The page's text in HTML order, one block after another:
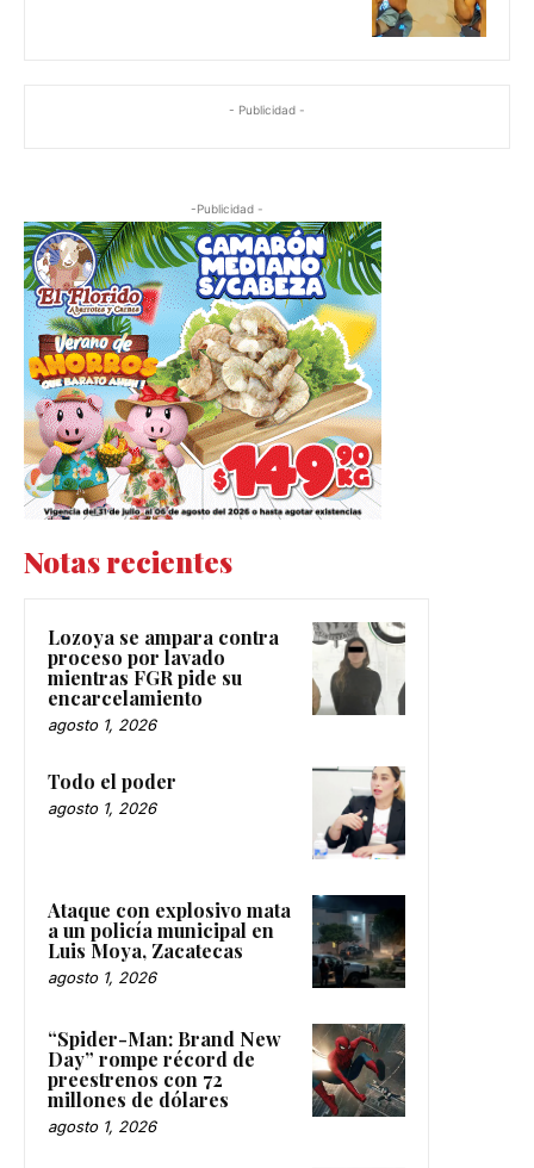
- Publicidad -
-Publicidad -
Notas recientes
Lozoya se ampara contra
proceso por lavado
mientras FGR pide su
encarcelamiento
agosto 1, 2026
Todo el poder
agosto 1, 2026
Ataque con explosivo mata
a un policía municipal en
Luis Moya, Zacatecas
agosto 1, 2026
“Spider-Man: Brand New
Day” rompe récord de
preestrenos con 72
millones de dólares
agosto 1, 2026